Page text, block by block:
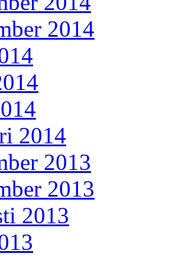
2014
2014
2013
2013
2013